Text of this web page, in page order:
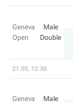
Geneva
Open
Male
Double
21.05, 12:30
Geneva
Male